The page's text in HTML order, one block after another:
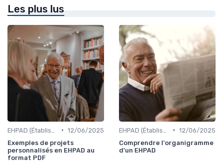
Les plus lus
• 12/06/2025
Exemples de projets
personnalisés en EHPAD au
format PDF
• 12/06/2025
Comprendre l'organigramme
d'un EHPAD